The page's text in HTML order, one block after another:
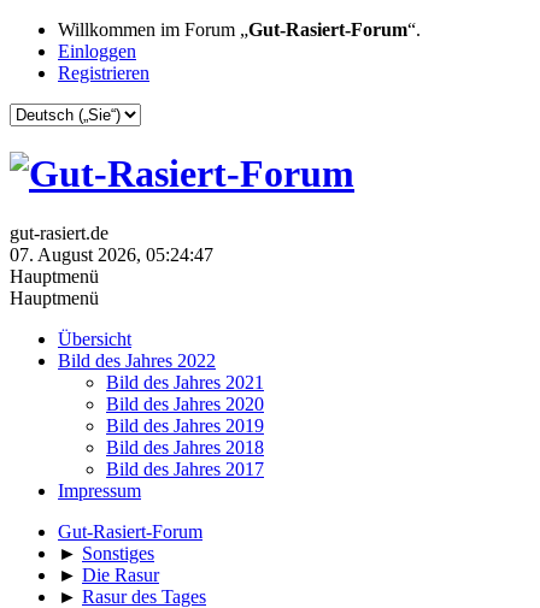
Willkommen im Forum „Gut-Rasiert-Forum“.
Einloggen
Registrieren
gut-rasiert.de
07. August 2026, 05:24:47
Hauptmenü
Hauptmenü
Übersicht
Bild des Jahres 2022
Bild des Jahres 2021
Bild des Jahres 2020
Bild des Jahres 2019
Bild des Jahres 2018
Bild des Jahres 2017
Impressum
Gut-Rasiert-Forum
► Sonstiges
► Die Rasur
► Rasur des Tages